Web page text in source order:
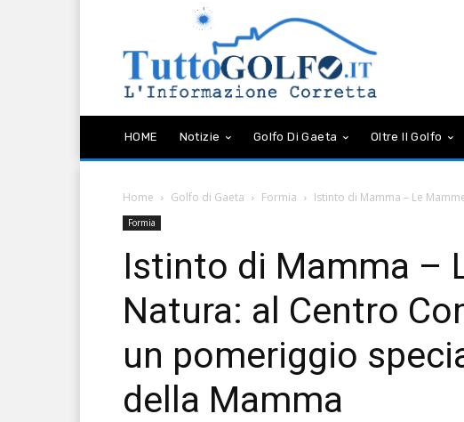
HOME Notizie Golfo Di Gaeta Oltre Il Golfo
Home Golfo di Gaeta Formia Istinto di Mamma – Le
Formia
Istinto di Mamma –
Natura: al Centro
un pomeriggio
della Mamma